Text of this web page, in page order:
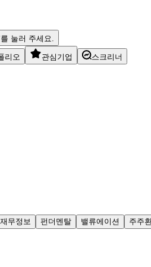
를 눌러 주세요.
리오 관심기업
스크리너
재무정보 펀더멘탈 밸류에이션 주주